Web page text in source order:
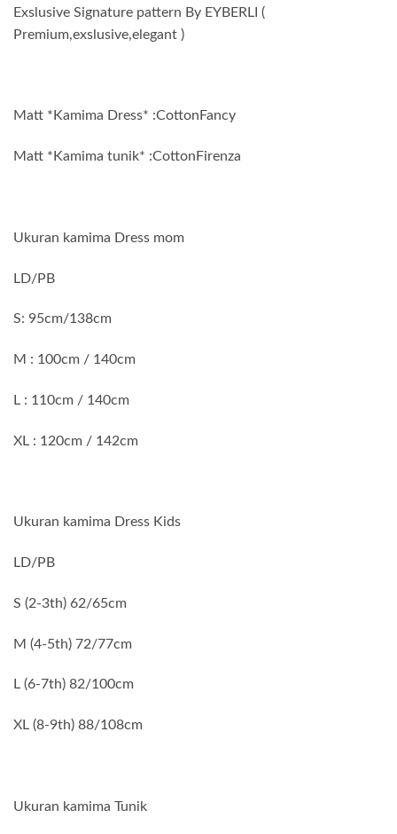
Exslusive Signature pattern By EYBERLI (
Premium,exslusive,elegant )
Matt *Kamima Dress* :CottonFancy
Matt *Kamima tunik* :CottonFirenza
Ukuran kamima Dress mom
LD/PB
S: 95cm/138cm
M : 100cm / 140cm
L : 110cm / 140cm
XL : 120cm / 142cm
Ukuran kamima Dress Kids
LD/PB
S (2-3th) 62/65cm
M (4-5th) 72/77cm
L (6-7th) 82/100cm
XL (8-9th) 88/108cm
Ukuran kamima Tunik